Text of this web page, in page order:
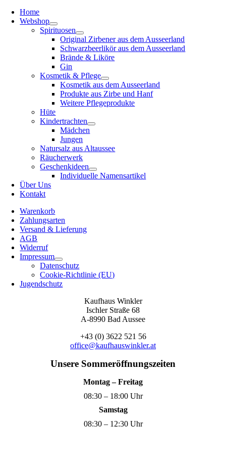
Home
Webshop
Spirituosen
Original Zirbener aus dem Ausseerland
Schwarzbeerlikör aus dem Ausseerland
Brände & Liköre
Gin
Kosmetik & Pflege
Kosmetik aus dem Ausseerland
Produkte aus Zirbe und Hanf
Weitere Pflegeprodukte
Hüte
Kindertrachten
Mädchen
Jungen
Natursalz aus Altaussee
Räucherwerk
Geschenkideen
Individuelle Namensartikel
Über Uns
Kontakt
Warenkorb
Zahlungsarten
Versand & Lieferung
AGB
Widerruf
Impressum
Datenschutz
Cookie-Richtlinie (EU)
Jugendschutz
Kaufhaus Winkler
Ischler Straße 68
A-8990 Bad Aussee
+43 (0) 3622 521 56
office@kaufhauswinkler.at
Unsere Sommeröffnungszeiten
Montag – Freitag
08:30 – 18:00 Uhr
Samstag
08:30 – 12:30 Uhr